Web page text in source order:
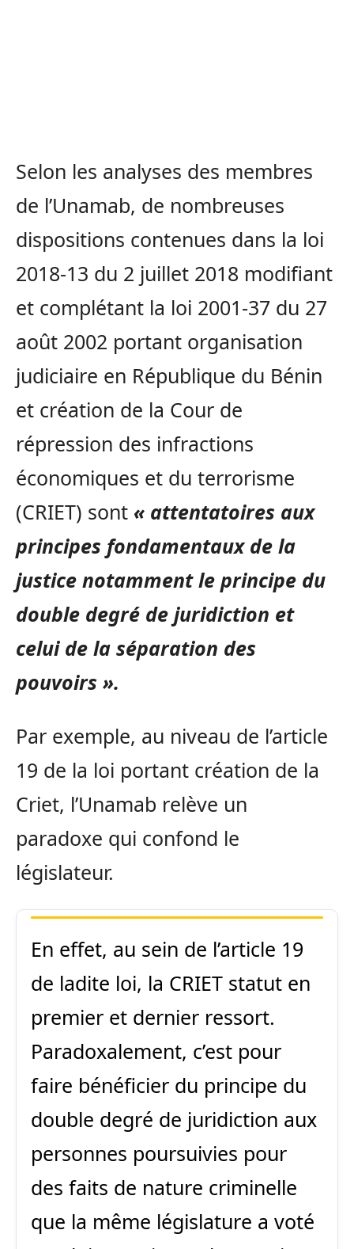
Selon les analyses des membres
de l’Unamab, de nombreuses
dispositions contenues dans la loi
2018-13 du 2 juillet 2018 modifiant
et complétant la loi 2001-37 du 27
août 2002 portant organisation
judiciaire en République du Bénin
et création de la Cour de
répression des infractions
économiques et du terrorisme
(CRIET) sont « attentatoires aux
principes fondamentaux de la
justice notamment le principe du
double degré de juridiction et
celui de la séparation des
pouvoirs ».
Par exemple, au niveau de l’article
19 de la loi portant création de la
Criet, l’Unamab relève un
paradoxe qui confond le
législateur.
En effet, au sein de l’article 19
de ladite loi, la CRIET statut en
premier et dernier ressort.
Paradoxalement, c’est pour
faire bénéficier du principe du
double degré de juridiction aux
personnes poursuivies pour
des faits de nature criminelle
que la même législature a voté